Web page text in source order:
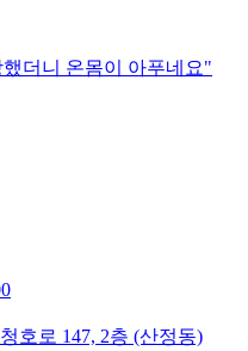
더니 온몸이 아푸네요"
호로 147, 2층 (산정동)